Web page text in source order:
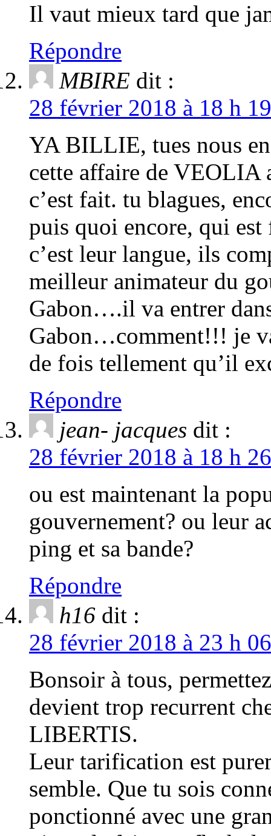
Il vaut mieux tard que
Répondre
MBIRE dit :
28 février 2018 à 18 h
YA BILLIE, tues nous
cette affaire de
c’est fait. tu blagues,
puis quoi encore, qui est
c’est leur langue, ils
meilleur animateur du
Gabon….il va entrer
Gabon…comment!!! je
de fois tellement qu’il
Répondre
jean- jacques dit :
28 février 2018 à 18 h
ou est maintenant la
gouvernement? ou leur
ping et sa bande?
Répondre
h16 dit :
28 février 2018 à 23 h
Bonsoir à tous,
devient trop recurrent
LIBERTIS.
Leur tarification est
semble. Que tu sois
ponctionné avec une